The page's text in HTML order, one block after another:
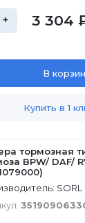
+ 3 304
В
Купить в 1
тормозная
BPW/ DAF/
SORL